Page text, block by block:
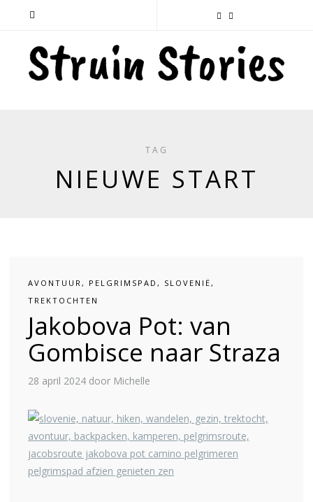
TAG
NIEUWE START
AVONTUUR, PELGRIMSPAD , SLOVENIË,
TREKTOCHTEN
Jakobova Pot: van
Gombisce naar Straza
28 april 2024 door Michelle